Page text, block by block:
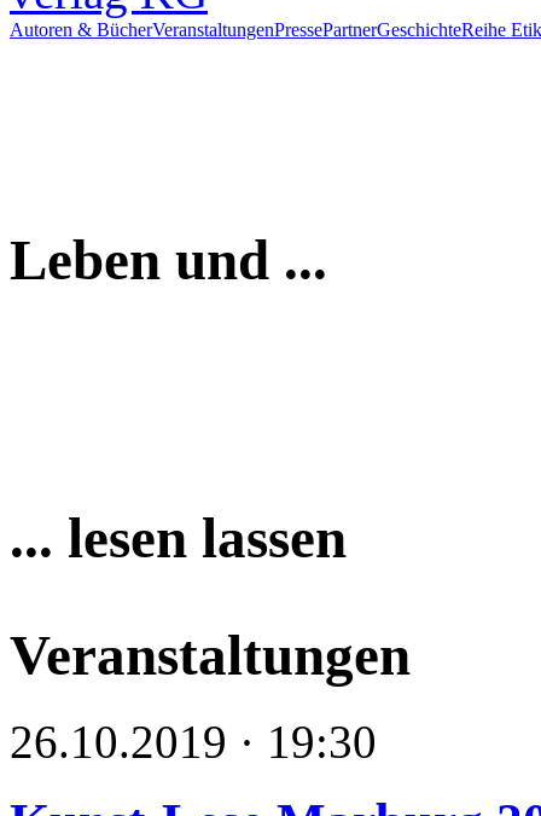
Autoren & BücherVeranstaltungenPressePartnerGeschichteReihe
Leben und ...
... lesen lassen
Veranstaltungen
26.10.2019 · 19:30